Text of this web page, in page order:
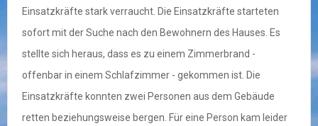
Einsatzkräfte stark verraucht. Die Einsatzkräfte starteten
sofort mit der Suche nach den Bewohnern des Hauses. Es
stellte sich heraus, dass es zu einem Zimmerbrand -
offenbar in einem Schlafzimmer - gekommen ist. Die
Einsatzkräfte konnten zwei Personen aus dem Gebäude
retten beziehungsweise bergen. Für eine Person kam leider